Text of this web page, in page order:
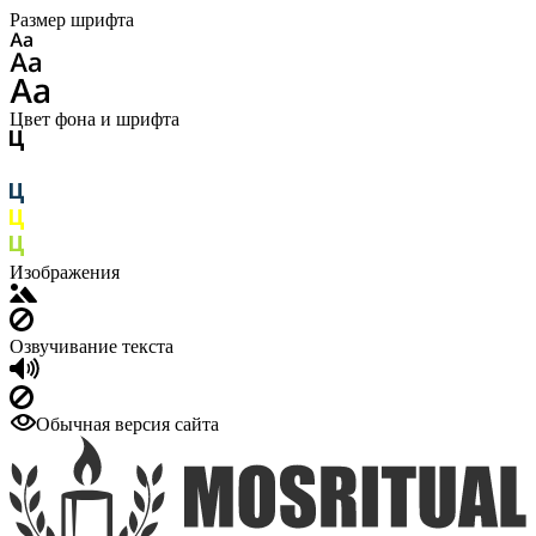
Размер шрифта
Цвет фона и шрифта
Изображения
Озвучивание текста
Обычная версия сайта